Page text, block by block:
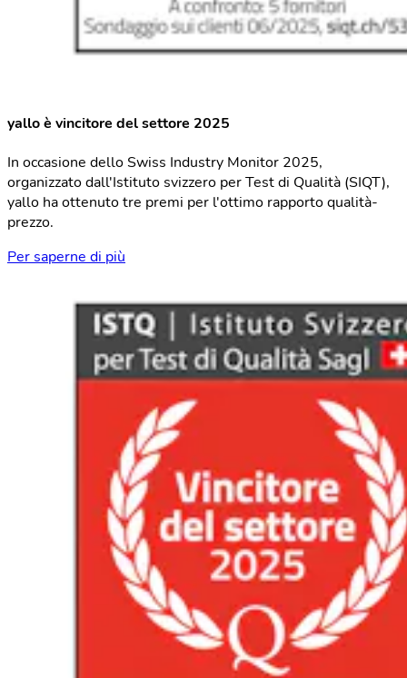
yallo è vincitore del settore 2025
In occasione dello Swiss Industry Monitor 2025,
organizzato dall'Istituto svizzero per Test di Qualità (SIQT),
yallo ha ottenuto tre premi per l'ottimo rapporto qualità-
prezzo.
Per saperne di più